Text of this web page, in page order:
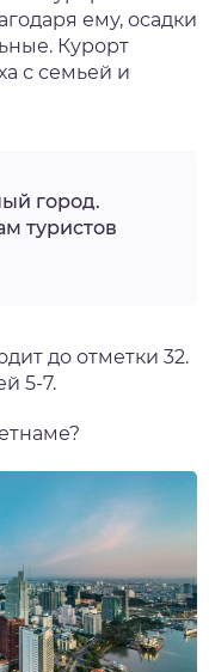
ему, осадки
Курорт
с семьей и
город.
туристов
до отметки 32.
5-7.